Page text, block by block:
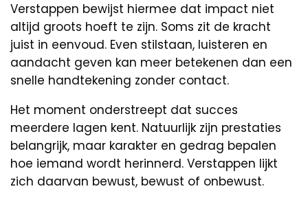
Verstappen bewijst hiermee dat impact niet
altijd groots hoeft te zijn. Soms zit de kracht
juist in eenvoud. Even stilstaan, luisteren en
aandacht geven kan meer betekenen dan een
snelle handtekening zonder contact.
Het moment onderstreept dat succes
meerdere lagen kent. Natuurlijk zijn prestaties
belangrijk, maar karakter en gedrag bepalen
hoe iemand wordt herinnerd. Verstappen lijkt
zich daarvan bewust, bewust of onbewust.